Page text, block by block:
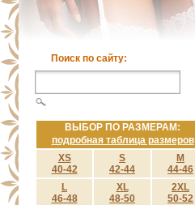
Поиск по сайту:
ВЫБОР ПО РАЗМЕРАМ:
подробная таблица размеров
XS
40-42
S
42-44
M
44-46
L
46-48
XL
48-50
2XL
50-52